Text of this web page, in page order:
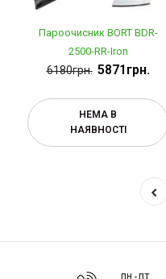
Пароочисник BORT BDR-
2500-RR-Iron
6180грн. 5871грн.
НЕМА В
НАЯВНОСТІ
ПН - ПТ